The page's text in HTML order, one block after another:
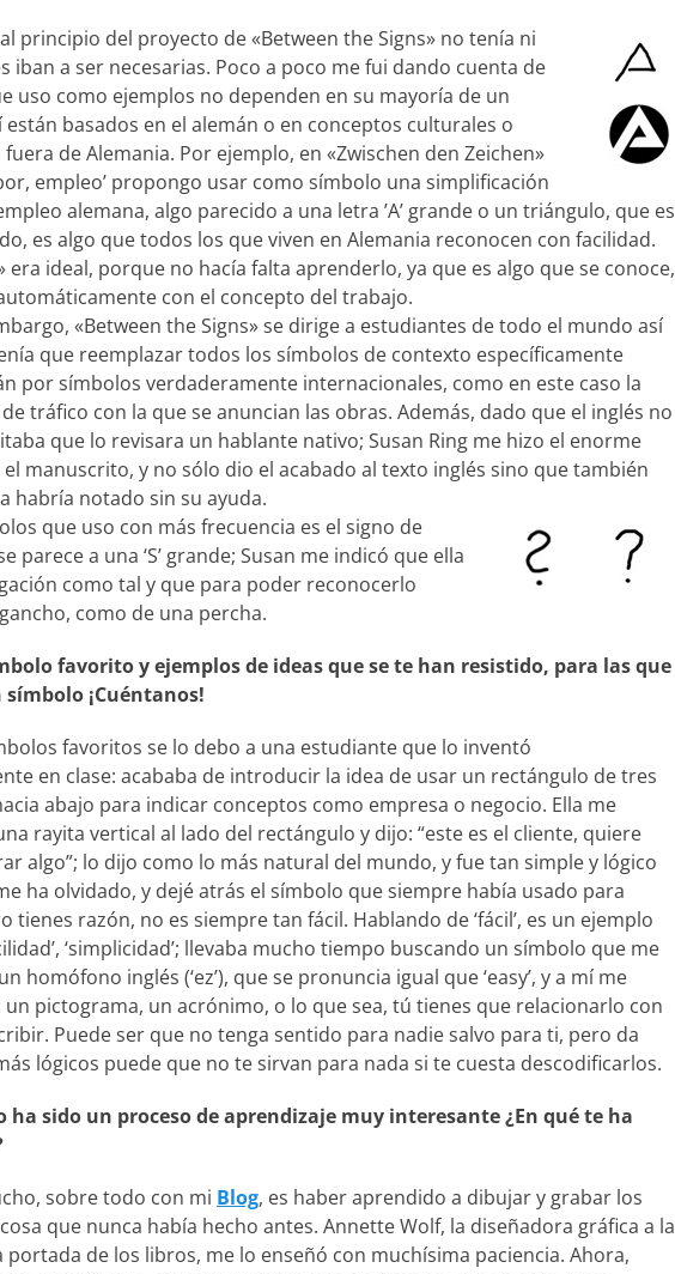
principio del proyecto de «Between the Signs» no tenía ni
iban a ser necesarias. Poco a poco me fui dando cuenta de
uso como ejemplos no dependen en su mayoría de un
basados en el alemán o en conceptos culturales o
de Alemania. Por ejemplo, en «Zwischen den Zeichen»
empleo’ propongo usar como símbolo una simplificación
alemana, algo parecido a una letra ’A’ grande o un triángulo, que es
es algo que todos los que viven en Alemania reconocen con facilidad.
era ideal, porque no hacía falta aprenderlo, ya que es algo que se conoce,
con el concepto del trabajo.
«Between the Signs» se dirige a estudiantes de todo el mundo así
que reemplazar todos los símbolos de contexto específicamente
por símbolos verdaderamente internacionales, como en este caso la
tráfico con la que se anuncian las obras. Además, dado que el inglés no
que lo revisara un hablante nativo; Susan Ring me hizo el enorme
manuscrito, y no sólo dio el acabado al texto inglés sino que también
habría notado sin su ayuda.
que uso con más frecuencia es el signo de
parece a una ‘S’ grande; Susan me indicó que ella
como tal y que para poder reconocerlo
como de una percha.
favorito y ejemplos de ideas que se te han resistido, para las que
¡Cuéntanos!
favoritos se lo debo a una estudiante que lo inventó
en clase: acababa de introducir la idea de usar un rectángulo de tres
abajo para indicar conceptos como empresa o negocio. Ella me
rayita vertical al lado del rectángulo y dijo: “este es el cliente, quiere
algo”; lo dijo como lo más natural del mundo, y fue tan simple y lógico
ha olvidado, y dejé atrás el símbolo que siempre había usado para
tienes razón, no es siempre tan fácil. Hablando de ‘fácil’, es un ejemplo
‘simplicidad’; llevaba mucho tiempo buscando un símbolo que me
homófono inglés (‘ez’), que se pronuncia igual que ‘easy’, y a mí me
pictograma, un acrónimo, o lo que sea, tú tienes que relacionarlo con
Puede ser que no tenga sentido para nadie salvo para ti, pero da
lógicos puede que no te sirvan para nada si te cuesta descodificarlos.
sido un proceso de aprendizaje muy interesante ¿En qué te ha
sobre todo con mi Blog, es haber aprendido a dibujar y grabar los
que nunca había hecho antes. Annette Wolf, la diseñadora gráfica a la
de los libros, me lo enseñó con muchísima paciencia. Ahora,